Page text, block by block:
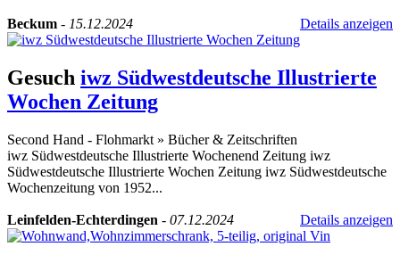
Beckum - 15.12.2024 Details anzeigen
Gesuch iwz Südwestdeutsche Illustrierte
Wochen Zeitung
Second Hand - Flohmarkt » Bücher & Zeitschriften
iwz Südwestdeutsche Illustrierte Wochenend Zeitung iwz
Südwestdeutsche Illustrierte Wochen Zeitung iwz Südwestdeutsche
Wochenzeitung von 1952...
Leinfelden-Echterdingen - 07.12.2024 Details anzeigen